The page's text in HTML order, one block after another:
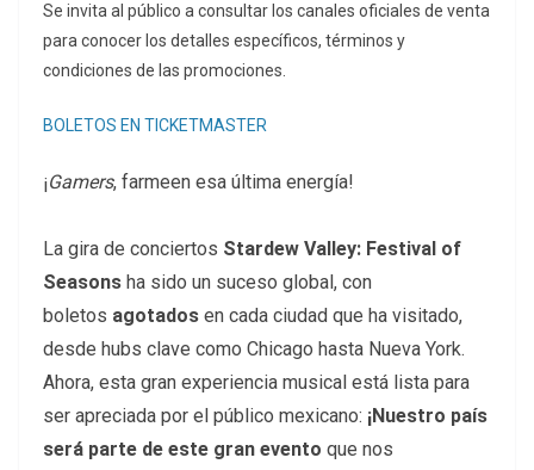
Se invita al público a consultar los canales oficiales de venta
para conocer los detalles específicos, términos y
condiciones de las promociones.
BOLETOS EN TICKETMASTER
¡Gamers, farmeen esa última energía!
La gira de conciertos Stardew Valley: Festival of
Seasons ha sido un suceso global, con
boletos agotados en cada ciudad que ha visitado,
desde hubs clave como Chicago hasta Nueva York.
Ahora, esta gran experiencia musical está lista para
ser apreciada por el público mexicano: ¡Nuestro país
será parte de este gran evento que nos